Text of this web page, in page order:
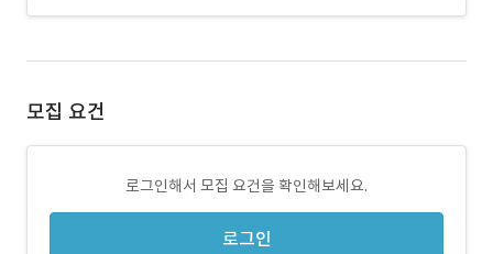
모집 요건
로그인해서 모집 요건을 확인해보세요.
로그인